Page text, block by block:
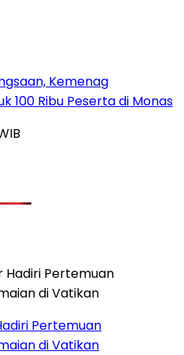
Kemenag
100 Ribu Peserta di Monas
Pertemuan
di Vatikan